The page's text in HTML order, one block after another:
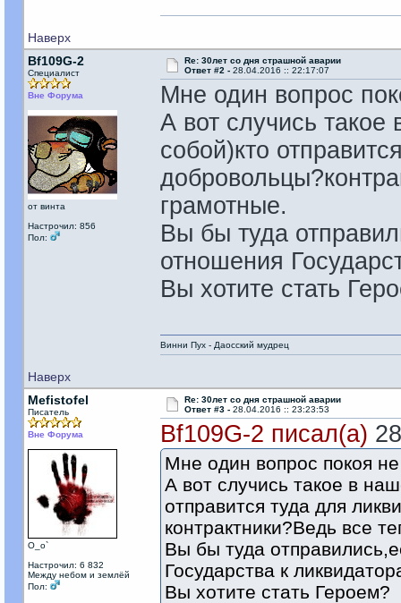
Наверх
Bf109G-2
Специалист
Вне Форума
от винта
Настрочил: 856
Пол:
Re: 30лет со дня страшной аварии
Ответ #2 - 28.04.2016 :: 22:17:07
Мне один вопрос
А вот случись
собой)кто
грамотные.
Вы бы туда
отношения
Вы хотите стать
Наверх
Винни Пух - Даосский мудрец
Mefistofel
Писатель
Вне Форума
О_о`
Настрочил: 6 832
Между небом и землёй
Пол:
Re: 30лет со дня страшной аварии
Ответ #3 - 28.04.2016 :: 23:23:53
Bf109G-2 писал(а)
Мне один вопрос покоя
А вот случись такое в
отправится туда для
контрактники?Ведь все
Вы бы туда
Государства к
Вы хотите стать Героем?